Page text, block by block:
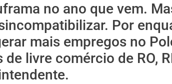
no ano que vem.
Por
mais empregos no
livre comércio de RO,